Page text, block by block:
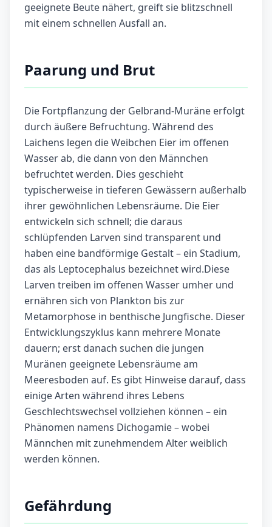
geeignete Beute nähert, greift sie blitzschnell
mit einem schnellen Ausfall an.
Paarung und Brut
Die Fortpflanzung der Gelbrand-Muräne erfolgt
durch äußere Befruchtung. Während des
Laichens legen die Weibchen Eier im offenen
Wasser ab, die dann von den Männchen
befruchtet werden. Dies geschieht
typischerweise in tieferen Gewässern außerhalb
ihrer gewöhnlichen Lebensräume. Die Eier
entwickeln sich schnell; die daraus
schlüpfenden Larven sind transparent und
haben eine bandförmige Gestalt – ein Stadium,
das als Leptocephalus bezeichnet wird.Diese
Larven treiben im offenen Wasser umher und
ernähren sich von Plankton bis zur
Metamorphose in benthische Jungfische. Dieser
Entwicklungszyklus kann mehrere Monate
dauern; erst danach suchen die jungen
Muränen geeignete Lebensräume am
Meeresboden auf. Es gibt Hinweise darauf, dass
einige Arten während ihres Lebens
Geschlechtswechsel vollziehen können – ein
Phänomen namens Dichogamie – wobei
Männchen mit zunehmendem Alter weiblich
werden können.
Gefährdung